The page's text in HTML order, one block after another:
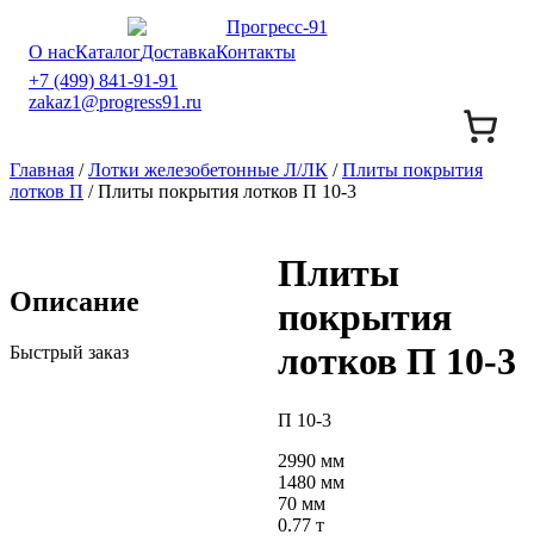
О насКаталогДоставкаКонтакты
+7 (499) 841-91-91
zakaz1@progress91.ru
Главная /Лотки железобетонные Л/ЛК /Плиты покрытия
лотков П / Плиты покрытия лотков П 10-3
Плиты
покрытия
лотков П 10-3
П 10-3
2990 мм
1480 мм
70 мм
0.77 т
Описание
Быстрый заказ